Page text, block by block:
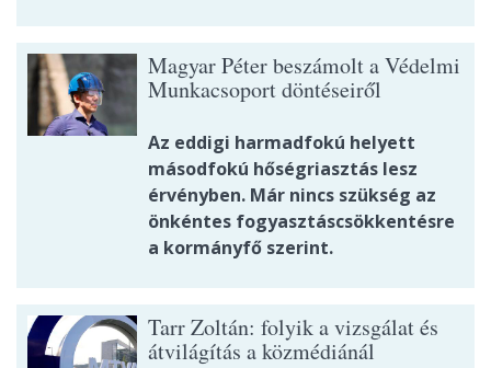
Magyar Péter beszámolt a Védelmi
Munkacsoport döntéseiről
Az eddigi harmadfokú helyett
másodfokú hőségriasztás lesz
érvényben. Már nincs szükség az
önkéntes fogyasztáscsökkentésre
a kormányfő szerint.
Tarr Zoltán: folyik a vizsgálat és
átvilágítás a közmédiánál